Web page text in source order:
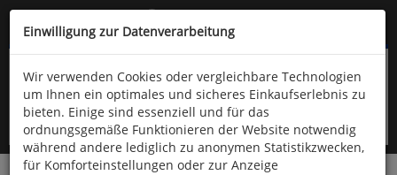
Kompletten Head der Seite überspringen
oder (06766) 9323-960
Einwilligung zur Datenverarbeitung
Wir verwenden Cookies oder vergleichbare Technologien
um Ihnen ein optimales und sicheres Einkaufserlebnis zu
bieten. Einige sind essenziell und für das
ordnungsgemäße Funktionieren der Website notwendig
während andere lediglich zu anonymen Statistikzwecken,
für Komforteinstellungen oder zur Anzeige